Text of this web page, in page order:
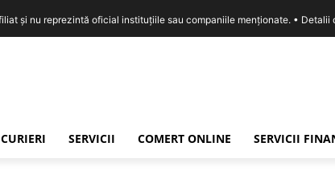
și nu reprezintă oficial instituțiile sau companiile menționate. • Detalii
CURIERI SERVICII COMERT ONLINE SERVICII